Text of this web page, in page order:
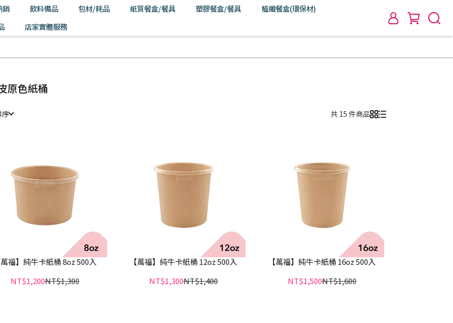
飲料備品 包材/耗品 紙質餐盒/餐具 塑膠餐盒/餐具
植纖餐盒(環保材)
店家實體服務
原色紙桶
序 共 15 件商品
福】純牛卡紙桶 8oz 500入
NT$1,200NT$1,300
【萬福】純牛卡紙桶 12oz 500入
NT$1,300NT$1,400
【萬福】純牛卡紙桶 16oz 500入
NT$1,500NT$1,600